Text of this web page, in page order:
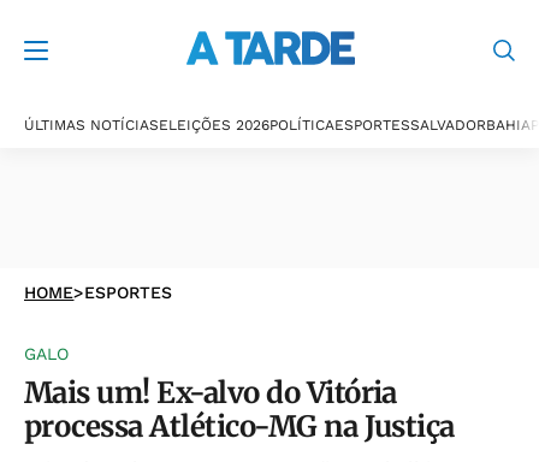
ÚLTIMAS NOTÍCIASELEIÇÕES 2026POLÍTICAESPORTESSALVADORBAHIA
HOME>ESPORTES
GALO
Mais um! Ex-alvo do Vitória
processa Atlético-MG na Justiça